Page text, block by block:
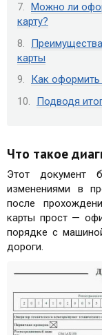
Можно ли
карту?
карты
Как оформить
Подводя
Что такое
Этот документ
изменениями в
после
карты прост —
порядке с
дороги.